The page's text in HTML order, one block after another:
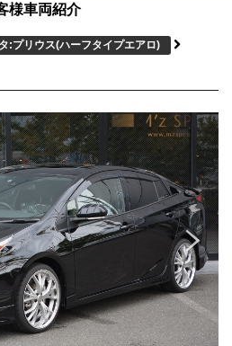
様車両紹介
:プリウス(ハーフタイプエアロ)